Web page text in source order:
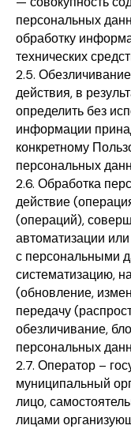
персональных
обработку
технических
2.5.
действия, в
определить без
информации
конкретному
персональных
2.6. Обработка
действие
(операций),
автоматизации
с персональными
систематизацию,
(обновление,
передачу
обезличивание,
персональных
2.7. Оператор –
муниципальный
лицо,
лицами